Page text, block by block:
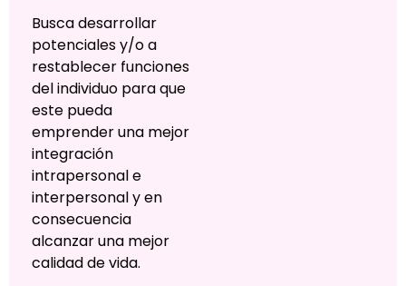
Busca desarrollar
potenciales y/o a
restablecer funciones
del individuo para que
este pueda
emprender una mejor
integración
intrapersonal e
interpersonal y en
consecuencia
alcanzar una mejor
calidad de vida.